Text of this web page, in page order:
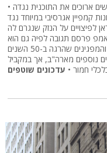
ארוכים את התוכנית נגדה •
קמפיין אגרסיבי במיוחד נגד
לפיצויים על הנזק שנגרם לה
פרסם תגובה לפיה גם הוא
כעת דורש פיצויים מאיראן עבור כל האנשים והמפגינים שהרגה ב-50 השנים
נוספים מארה"ב, אך במקביל
חמור • עדכונים שוטפים